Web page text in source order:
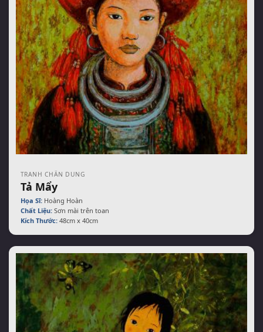
TRANH CHÂN DUNG
Tả Mẩy
Họa Sĩ:Hoàng Hoàn
Chất Liệu:Sơn mài trên toan
Kích Thước:48cm x 40cm